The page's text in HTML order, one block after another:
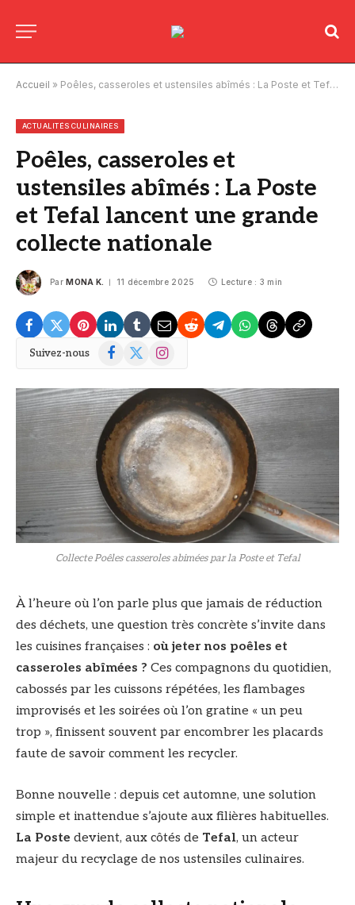
Accueil » Poêles, casseroles et ustensiles abîmés : La Poste et Tefal lancent une grande collecte nationale
ACTUALITÉS CULINAIRES
Poêles, casseroles et
ustensiles abîmés : La Poste
et Tefal lancent une grande
collecte nationale
Par MONA K. 11 décembre 2025 Lecture : 3 min
Suivez-nous Facebook
X
Instagram
Collecte Poêles casseroles abimées par la Poste et Tefal
À l’heure où l’on parle plus que jamais de réduction
des déchets, une question très concrète s’invite dans
les cuisines françaises : où jeter nos poêles et
casseroles abîmées ? Ces compagnons du quotidien,
cabossés par les cuissons répétées, les flambages
improvisés et les soirées où l’on gratine « un peu
trop », finissent souvent par encombrer les placards
faute de savoir comment les recycler.
Bonne nouvelle : depuis cet automne, une solution
simple et inattendue s’ajoute aux filières habituelles.
La Poste devient, aux côtés de Tefal, un acteur
majeur du recyclage de nos ustensiles culinaires.